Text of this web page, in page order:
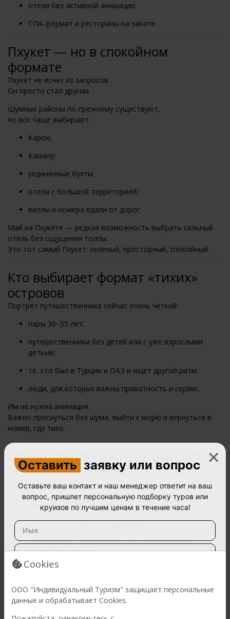
отели без активной анимации;
СПА-формат и рестораны на закате.
Пхукет — но в спокойном
формате
Пхукет не исчез из запросов.
Он просто стал другим.
Шумные районы по-прежнему существуют,
но всё чаще выбирают:
Карон;
Камалу;
уединённые бухты;
отели с большой территорией;
виллы и номера вдали от дорог.
Май на Пхукете — редкая возможность выбрать сильный
отель без ощущения толпы.
Это тот самый Пхукет: зелёный, просторный, спокойный.
Кто выбирает формат «тихих»
островов
Портрет путешественника сейчас очень чёткий:
пары 30–55 лет;
путешественники без детей или с уже взрослыми
детьми;
те, кто был в Турции и ОАЭ и ищет другой ритм;
люди, для которых важны приватность и сервис.
Им не нужна анимация.
Важно проснуться без шума, выйти к морю и вернуться в
номер, где тихо.
Отели, виллы и отдых без суеты
Лучше всего сейчас бронируются:
виллы на Самуи;
камерные отели 5* и уверенные 4*;
отели со спокойной концепцией;
размещение с завтраками или полупансионом.
Формат «всё включено» выбирают всё реже.
Выбирают ощущение — и качество проживания.
Что важно учитывать при выборе
×
Оставить заявку или вопрос
Оставьте ваш контакт и наш менеджер ответит на ваш
вопрос, пришлет персональную подборку туров или
круизов по лучшим ценам в течение часа!
Cookies
ООО "Индивидуальный Туризм" защищает персональные
данные и обрабатывает Cookies.